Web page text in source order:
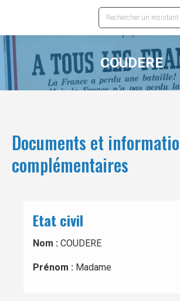
Recherche
:
COUDERE
Documents et
complémentaires
Etat civil
Nom : COUDERE
Prénom : Madame